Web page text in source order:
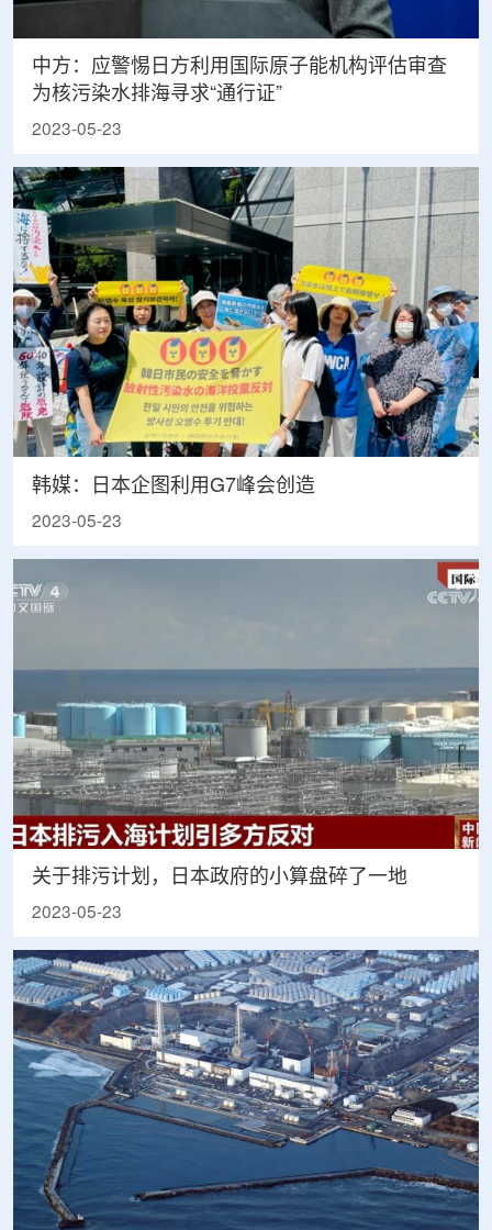
中方：应警惕日方利用国际原子能机构评估审查
为核污染水排海寻求“通行证”
2023-05-23
韩媒：日本企图利用G7峰会创造
2023-05-23
关于排污计划，日本政府的小算盘碎了一地
2023-05-23